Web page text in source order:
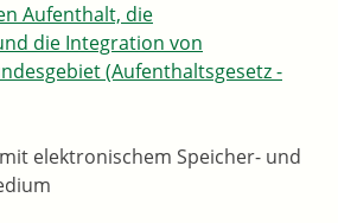
Aufenthalt, die
die Integration von
(Aufenthaltsgesetz -
elektronischem Speicher- und